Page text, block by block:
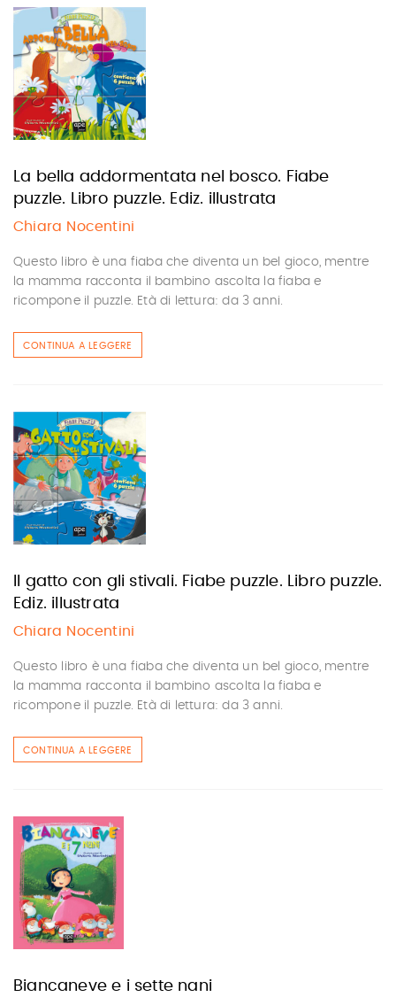
La bella addormentata nel bosco. Fiabe
puzzle. Libro puzzle. Ediz. illustrata
Chiara Nocentini
Questo libro è una fiaba che diventa un bel gioco, mentre
la mamma racconta il bambino ascolta la fiaba e
ricompone il puzzle. Età di lettura: da 3 anni.
CONTINUA A LEGGERE
Il gatto con gli stivali. Fiabe puzzle. Libro puzzle.
Ediz. illustrata
Chiara Nocentini
Questo libro è una fiaba che diventa un bel gioco, mentre
la mamma racconta il bambino ascolta la fiaba e
ricompone il puzzle. Età di lettura: da 3 anni.
CONTINUA A LEGGERE
Biancaneve e i sette nani